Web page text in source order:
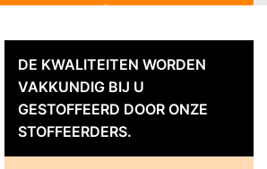
DE KWALITEITEN WORDEN
VAKKUNDIG BIJ U
GESTOFFEERD DOOR ONZE
STOFFEERDERS.